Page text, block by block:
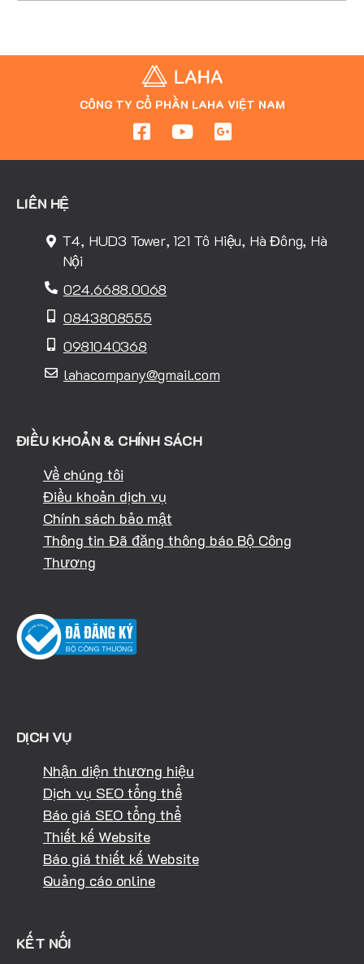
CÔNG TY CỔ PHẦN LAHA VIỆT NAM
LIÊN HỆ
T4, HUD3 Tower, 121 Tô Hiệu, Hà Đông, Hà
Nội
024.6688.0068
0843808555
0981040368
lahacompany@gmail.com
ĐIỀU KHOẢN & CHÍNH SÁCH
Về chúng tôi
Điều khoản dịch vụ
Chính sách bảo mật
Thông tin Đã đăng thông báo Bộ Công
Thương
DỊCH VỤ
Nhận diện thương hiệu
Dịch vụ SEO tổng thể
Báo giá SEO tổng thể
Thiết kế Website
Báo giá thiết kế Website
Quảng cáo online
KẾT NỐI